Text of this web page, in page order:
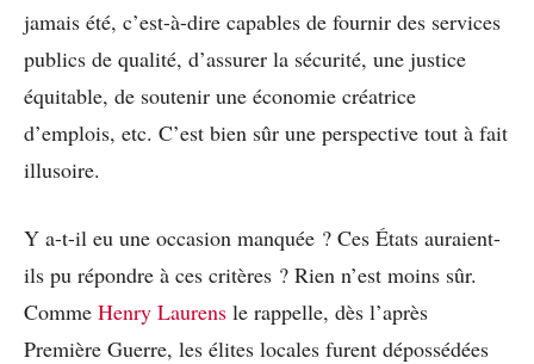
jamais été, c’est-à-dire capables de fournir des services
publics de qualité, d’assurer la sécurité, une justice
équitable, de soutenir une économie créatrice
d’emplois, etc. C’est bien sûr une perspective tout à fait
illusoire.
Y a-t-il eu une occasion manquée ? Ces États auraient-
ils pu répondre à ces critères ? Rien n’est moins sûr.
Comme Henry Laurens le rappelle, dès l’après
Première Guerre, les élites locales furent dépossédées